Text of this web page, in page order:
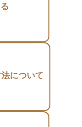
について